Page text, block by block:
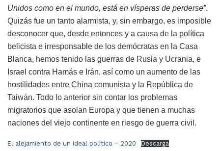
Unidos como en el mundo, está en vísperas de perderse”.
Quizás fue un tanto alarmista, y, sin embargo, es imposible
desconocer que, desde entonces y a causa de la política
belicista e irresponsable de los demócratas en la Casa
Blanca, hemos tenido las guerras de Rusia y Ucrania, e
Israel contra Hamás e Irán, así como un aumento de las
hostilidades entre China comunista y la República de
Taiwán. Todo lo anterior sin contar los problemas
migratorios que asolan Europa y que tienen a muchas
naciones del viejo continente en riesgo de guerra civil.
El alejamiento de un ideal político – 2020 Descarga